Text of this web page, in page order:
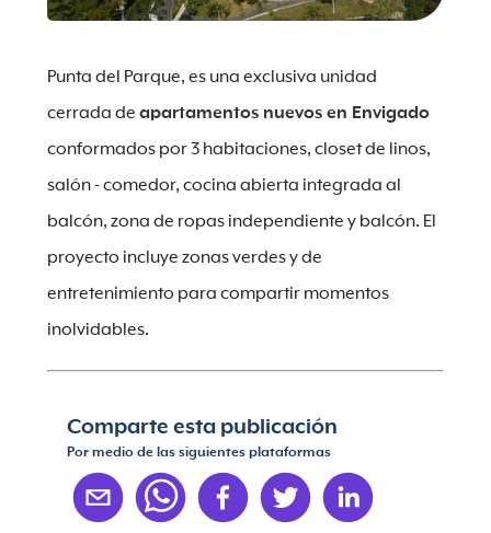
Punta del Parque, es una exclusiva unidad
cerrada de apartamentos nuevos en Envigado
conformados por 3 habitaciones, closet de linos,
salón - comedor, cocina abierta integrada al
balcón, zona de ropas independiente y balcón. El
proyecto incluye zonas verdes y de
entretenimiento para compartir momentos
inolvidables.
Comparte esta publicación
Por medio de las siguientes plataformas